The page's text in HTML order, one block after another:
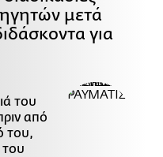
μετά
για
του
από
του,
του